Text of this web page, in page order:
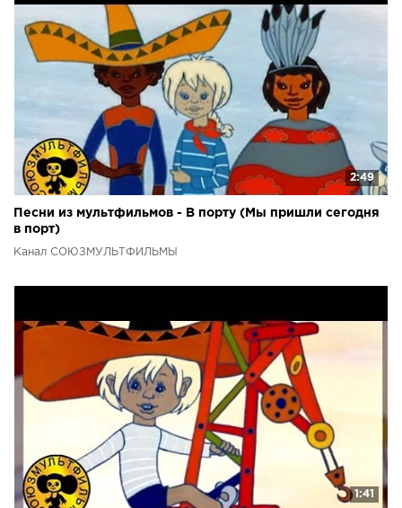
2:49
Песни из мультфильмов - В порту (Мы пришли сегодня
в порт)
Канал СОЮЗМУЛЬТФИЛЬМЫ
1:41